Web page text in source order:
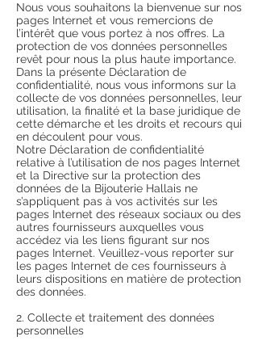
Nous vous souhaitons la bienvenue sur nos
pages Internet et vous remercions de
l’intérêt que vous portez à nos offres. La
protection de vos données personnelles
revêt pour nous la plus haute importance.
Dans la présente Déclaration de
confidentialité, nous vous informons sur la
collecte de vos données personnelles, leur
utilisation, la finalité et la base juridique de
cette démarche et les droits et recours qui
en découlent pour vous.
Notre Déclaration de confidentialité
relative à l’utilisation de nos pages Internet
et la Directive sur la protection des
données de la Bijouterie Hallais ne
s’appliquent pas à vos activités sur les
pages Internet des réseaux sociaux ou des
autres fournisseurs auxquelles vous
accédez via les liens figurant sur nos
pages Internet. Veuillez-vous reporter sur
les pages Internet de ces fournisseurs à
leurs dispositions en matière de protection
des données.
2. Collecte et traitement des données
personnelles